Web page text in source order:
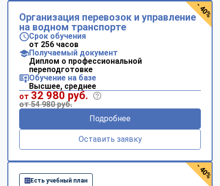
Организация перевозок и управление
на водном транспорте
Срок обучения
от 256 часов
Получаемый документ
Диплом о профессиональной
переподготовке
Обучение на базе
Высшее, среднее
от 32 980 руб.
от 54 980 руб.
Подробнее
Оставить заявку
- 40%
Есть учебный план
- 40%